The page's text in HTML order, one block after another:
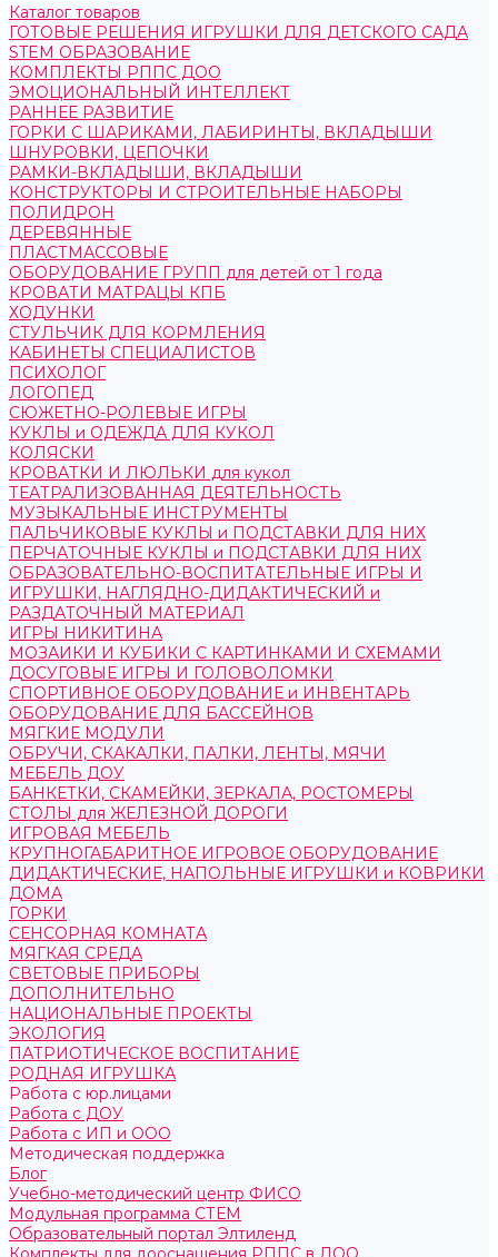
Каталог товаров
ГОТОВЫЕ РЕШЕНИЯ ИГРУШКИ ДЛЯ ДЕТСКОГО САДА
STEM ОБРАЗОВАНИЕ
КОМПЛЕКТЫ РППС ДОО
ЭМОЦИОНАЛЬНЫЙ ИНТЕЛЛЕКТ
РАННЕЕ РАЗВИТИЕ
ГОРКИ С ШАРИКАМИ, ЛАБИРИНТЫ, ВКЛАДЫШИ
ШНУРОВКИ, ЦЕПОЧКИ
РАМКИ-ВКЛАДЫШИ, ВКЛАДЫШИ
КОНСТРУКТОРЫ И СТРОИТЕЛЬНЫЕ НАБОРЫ
ПОЛИДРОН
ДЕРЕВЯННЫЕ
ПЛАСТМАССОВЫЕ
ОБОРУДОВАНИЕ ГРУПП для детей от 1 года
КРОВАТИ МАТРАЦЫ КПБ
ХОДУНКИ
СТУЛЬЧИК ДЛЯ КОРМЛЕНИЯ
КАБИНЕТЫ СПЕЦИАЛИСТОВ
ПСИХОЛОГ
ЛОГОПЕД
СЮЖЕТНО-РОЛЕВЫЕ ИГРЫ
КУКЛЫ и ОДЕЖДА ДЛЯ КУКОЛ
КОЛЯСКИ
КРОВАТКИ И ЛЮЛЬКИ для кукол
ТЕАТРАЛИЗОВАННАЯ ДЕЯТЕЛЬНОСТЬ
МУЗЫКАЛЬНЫЕ ИНСТРУМЕНТЫ
ПАЛЬЧИКОВЫЕ КУКЛЫ и ПОДСТАВКИ ДЛЯ НИХ
ПЕРЧАТОЧНЫЕ КУКЛЫ и ПОДСТАВКИ ДЛЯ НИХ
ОБРАЗОВАТЕЛЬНО-ВОСПИТАТЕЛЬНЫЕ ИГРЫ И
ИГРУШКИ, НАГЛЯДНО-ДИДАКТИЧЕСКИЙ и
РАЗДАТОЧНЫЙ МАТЕРИАЛ
ИГРЫ НИКИТИНА
МОЗАИКИ И КУБИКИ С КАРТИНКАМИ И СХЕМАМИ
ДОСУГОВЫЕ ИГРЫ И ГОЛОВОЛОМКИ
СПОРТИВНОЕ ОБОРУДОВАНИЕ и ИНВЕНТАРЬ
ОБОРУДОВАНИЕ ДЛЯ БАССЕЙНОВ
МЯГКИЕ МОДУЛИ
ОБРУЧИ, СКАКАЛКИ, ПАЛКИ, ЛЕНТЫ, МЯЧИ
МЕБЕЛЬ ДОУ
БАНКЕТКИ, СКАМЕЙКИ, ЗЕРКАЛА, РОСТОМЕРЫ
СТОЛЫ для ЖЕЛЕЗНОЙ ДОРОГИ
ИГРОВАЯ МЕБЕЛЬ
КРУПНОГАБАРИТНОЕ ИГРОВОЕ ОБОРУДОВАНИЕ
ДИДАКТИЧЕСКИЕ, НАПОЛЬНЫЕ ИГРУШКИ и КОВРИКИ
ДОМА
ГОРКИ
СЕНСОРНАЯ КОМНАТА
МЯГКАЯ СРЕДА
СВЕТОВЫЕ ПРИБОРЫ
ДОПОЛНИТЕЛЬНО
НАЦИОНАЛЬНЫЕ ПРОЕКТЫ
ЭКОЛОГИЯ
ПАТРИОТИЧЕСКОЕ ВОСПИТАНИЕ
РОДНАЯ ИГРУШКА
Работа с юр.лицами
Работа с ДОУ
Работа с ИП и ООО
Методическая поддержка
Блог
Учебно-методический центр ФИСО
Модульная программа СТЕМ
Образовательный портал Элтиленд